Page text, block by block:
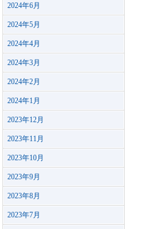
2024年6月
2024年5月
2024年4月
2024年3月
2024年2月
2024年1月
2023年12月
2023年11月
2023年10月
2023年9月
2023年8月
2023年7月